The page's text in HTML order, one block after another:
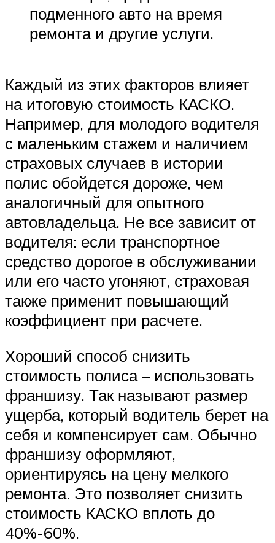
подменного авто на время
ремонта и другие услуги.
Каждый из этих факторов влияет
на итоговую стоимость КАСКО.
Например, для молодого водителя
с маленьким стажем и наличием
страховых случаев в истории
полис обойдется дороже, чем
аналогичный для опытного
автовладельца. Не все зависит от
водителя: если транспортное
средство дорогое в обслуживании
или его часто угоняют, страховая
также применит повышающий
коэффициент при расчете.
Хороший способ снизить
стоимость полиса – использовать
франшизу. Так называют размер
ущерба, который водитель берет на
себя и компенсирует сам. Обычно
франшизу оформляют,
ориентируясь на цену мелкого
ремонта. Это позволяет снизить
стоимость КАСКО вплоть до
40%-60%.